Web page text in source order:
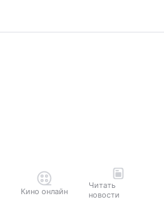
Кино онлайн
Читать
новости